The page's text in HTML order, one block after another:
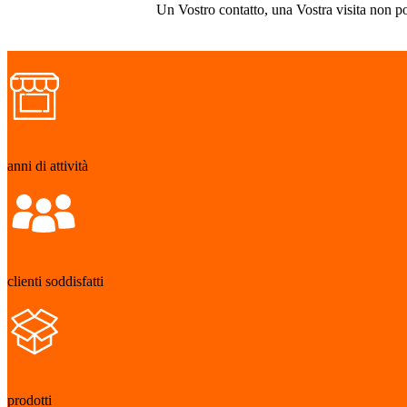
Un Vostro contatto, una Vostra visita non
anni di attività
clienti soddisfatti
prodotti